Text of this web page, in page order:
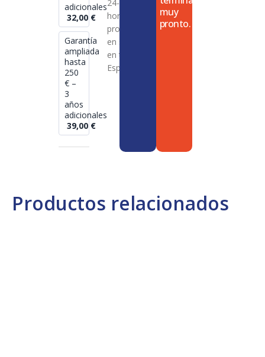
Productos relacionados
adicionales
32,00 €
Garantía
ampliada
hasta
250
€ –
3
años
adicionales
39,00 €
24-72
horas en
productos
en stock
en toda
España
muy
pronto.